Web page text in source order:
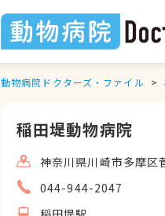
動物病院ドクターズ・ファイル
稲田堤動物病院
神奈川県川崎市多摩区
044-944-2047